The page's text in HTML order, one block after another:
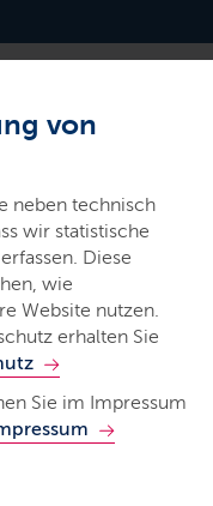
von
neben technisch
wir statistische
Diese
wie
Website nutzen.
erhalten Sie
Sie im Impressum